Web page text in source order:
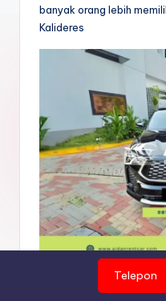
banyak orang lebih
Kalideres
Benefit rental
Telepon